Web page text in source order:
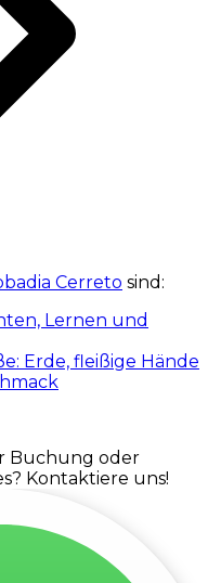
Cerreto sind:
Lernen und
Erde, fleißige Hände
Buchung oder
Kontaktiere uns!